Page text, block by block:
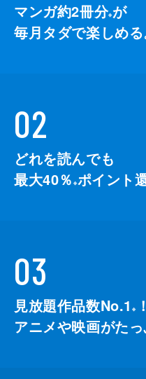
マンガ約2冊分※が
毎月タダで楽しめる
02
どれを読んでも
最大40％ ※ポイント
03
見放題作品数No.1 ※
！
アニメや映画がたっ